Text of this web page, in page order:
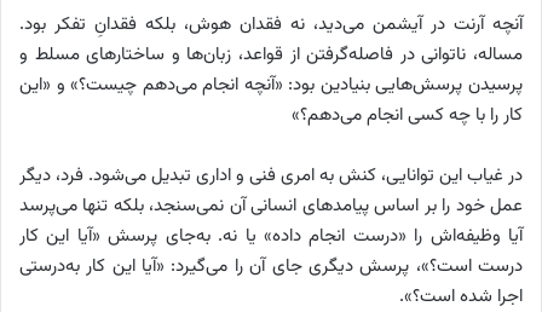
آنچه آرنت در آیشمن می‌دید، نه فقدان هوش، بلکه فقدانِ تفکر بود.
مساله، ناتوانی در فاصله‌گرفتن از قواعد، زبان‌ها و ساختارهای مسلط و
پرسیدن پرسش‌هایی بنیادین بود: «آنچه انجام می‌دهم چیست؟» و «این
کار را با چه کسی انجام می‌دهم؟»
در غیاب این توانایی، کنش به امری فنی و اداری تبدیل می‌شود. فرد، دیگر
عمل خود را بر اساس پیامدهای انسانی آن نمی‌سنجد، بلکه تنها می‌پرسد
آیا وظیفه‌اش را «درست انجام داده» یا نه. به‌جای پرسش «آیا این کار
درست است؟»، پرسش دیگری جای آن را می‌گیرد: «آیا این کار به‌درستی
اجرا شده است؟».